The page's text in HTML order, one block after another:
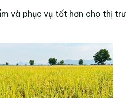
và phục vụ tốt hơn cho thị